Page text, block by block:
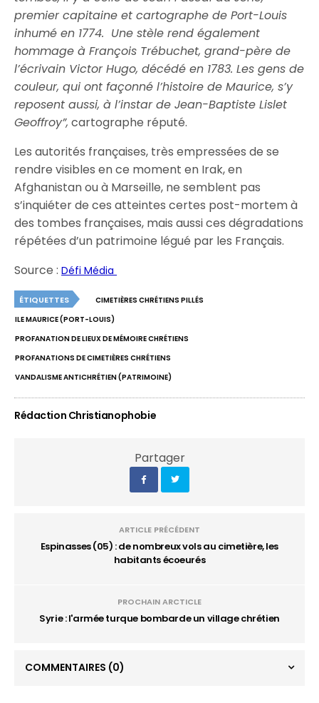
premier capitaine et cartographe de Port-Louis
inhumé en 1774. Une stèle rend également
hommage à François Trébuchet, grand-père de
l’écrivain Victor Hugo, décédé en 1783. Les gens de
couleur, qui ont façonné l’histoire de Maurice, s’y
reposent aussi, à l’instar de Jean-Baptiste Lislet
Geoffroy”, cartographe réputé.
Les autorités françaises, très empressées de se
rendre visibles en ce moment en Irak, en
Afghanistan ou à Marseille, ne semblent pas
s’inquiéter de ces atteintes certes post-mortem à
des tombes françaises, mais aussi ces dégradations
répétées d’un patrimoine légué par les Français.
Source :Défi Média
ÉTIQUETTES
CIMETIÈRES CHRÉTIENS PILLÉS
ILE MAURICE (PORT-LOUIS)
PROFANATION DE LIEUX DE MÉMOIRE CHRÉTIENS
PROFANATIONS DE CIMETIÈRES CHRÉTIENS
VANDALISME ANTICHRÉTIEN (PATRIMOINE)
Rédaction Christianophobie
Partager
ARTICLE PRÉCÉDENT
Espinasses (05) : de nombreux vols au cimetière, les
habitants écoeurés
PROCHAIN ARCTICLE
Syrie : l'armée turque bombarde un village chrétien
COMMENTAIRES (0)